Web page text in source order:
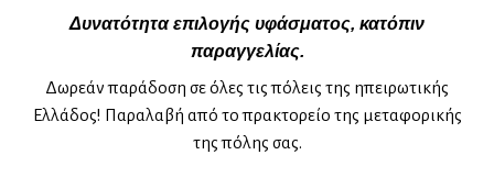
Δυνατότητα επιλογής υφάσματος, κατόπιν
παραγγελίας.
Δωρεάν παράδοση σε όλες τις πόλεις της ηπειρωτικής
Ελλάδος! Παραλαβή από το πρακτορείο της μεταφορικής
της πόλης σας.